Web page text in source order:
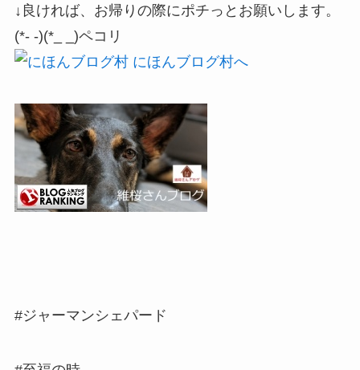
↓良ければ、お帰りの際にポチっとお願いします。
(*- -)(*_ _)ペコリ
#ジャーマンシェパード